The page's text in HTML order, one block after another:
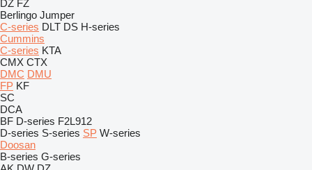
DZ FZ
Berlingo Jumper
C-series DLT DS H-series
Cummins
C-series KTA
CMX CTX
DMC DMU
FP KF
SC
DCA
BF D-series F2L912
D-series S-series SP W-series
Doosan
B-series G-series